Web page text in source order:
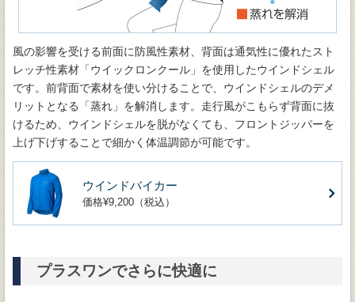
風の影響を受ける前面に防風性素材、背面は通気性に優れたスト
レッチ性素材「ウイックロンクール」を使用したウインドシェル
です。前背面で素材を使い分けることで、ウインドシェルのデメ
リットとなる「蒸れ」を解消します。走行風がこもらず背面に抜
けるため、ウインドシェルを脱がなくても、フロントジッパーを
上げ下げすることで細かく体温調節が可能です。
ウインドバイカー
価格¥9,200（税込）
プラスワンでさらに快適に